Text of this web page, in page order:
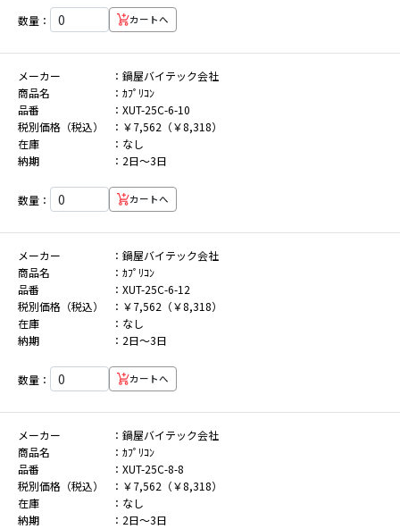
数量： カートへ
メーカー
鍋屋バイテック会社
商品名
ｶﾌﾟﾘｺﾝ
品番
XUT-25C-6-10
税別価格（税込）
￥7,562（￥8,318）
在庫
なし
納期
2日～3日
数量： カートへ
メーカー
鍋屋バイテック会社
商品名
ｶﾌﾟﾘｺﾝ
品番
XUT-25C-6-12
税別価格（税込）
￥7,562（￥8,318）
在庫
なし
納期
2日～3日
数量： カートへ
メーカー
鍋屋バイテック会社
商品名
ｶﾌﾟﾘｺﾝ
品番
XUT-25C-8-8
税別価格（税込）
￥7,562（￥8,318）
在庫
なし
納期
2日～3日